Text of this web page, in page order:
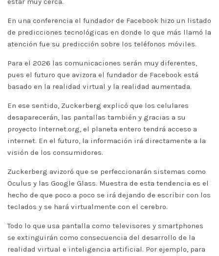
En una conferencia el fundador de Facebook hizo un listado
de predicciones tecnológicas en donde lo que más llamó la
atención fue su predicción sobre los teléfonos móviles.
Para el 2026 las comunicaciones serán muy diferentes,
pues el futuro que avizora el fundador de Facebook está
basado en la realidad virtual y la realidad aumentada.
En ese sentido, Zuckerberg explicó que los celulares
desaparecerán, las pantallas también y gracias a su
proyecto Internet.org, el planeta entero tendrá acceso a
internet. En el futuro, la información irá directamente a la
visión de los consumidores.
Zuckerberg avizoró que se perfeccionarán sistemas como
Oculus y las Google Glass. Muestra de esta tendencia es el
hecho de que poco a poco se irá dejando de escribir con los
teclados y se hará virtualmente con el cerebro.
Todo lo que usa pantalla como televisores y smartphones
se extinguirán como consecuencia del desarrollo de la
realidad virtual e inteligencia artificial. Por ejemplo, para